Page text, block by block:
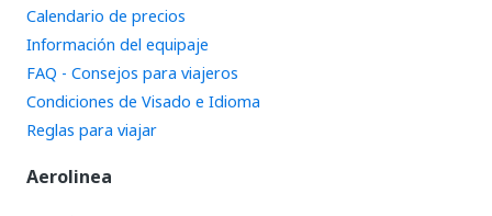
Calendario de precios
Información del equipaje
FAQ - Consejos para viajeros
Condiciones de Visado e Idioma
Reglas para viajar
Aerolinea